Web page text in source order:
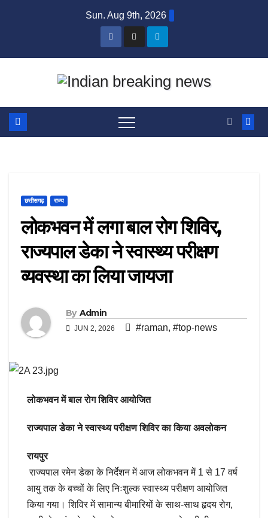
Sun. Aug 9th, 2026
छत्तीसगढ़ राज्य
लोकभवन में लगा बाल रोग शिविर,
राज्यपाल डेका ने स्वास्थ्य परीक्षण
व्यवस्था का लिया जायजा
By Admin
JUN 2, 2026 #raman, #top-news
लोकभवन में बाल रोग शिविर आयोजित
राज्यपाल डेका ने स्वास्थ्य परीक्षण शिविर का किया अवलोकन
रायपुर
राज्यपाल रमेन डेका के निर्देशन में आज लोकभवन में 1 से 17 वर्ष
आयु तक के बच्चों के लिए निःशुल्क स्वास्थ्य परीक्षण आयोजित
किया गया। शिविर में सामान्य बीमारियों के साथ-साथ हृदय रोग,